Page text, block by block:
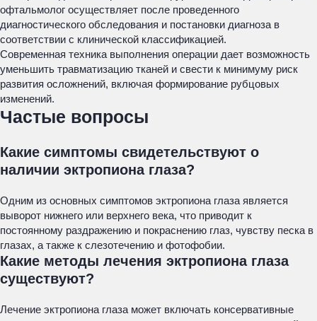
офтальмолог осуществляет после проведенного
диагностического обследования и постановки диагноза в
соответствии с клинической классификацией.
Современная техника выполнения операции дает возможность
уменьшить травматизацию тканей и свести к минимуму риск
развития осложнений, включая формирование рубцовых
изменений.
Частые вопросы
Какие симптомы свидетельствуют о
наличии эктропиона глаза?
Одним из основных симптомов эктропиона глаза является
выворот нижнего или верхнего века, что приводит к
постоянному раздражению и покраснению глаз, чувству песка в
глазах, а также к слезотечению и фотофобии.
Какие методы лечения эктропиона глаза
существуют?
Лечение эктропиона глаза может включать консервативные